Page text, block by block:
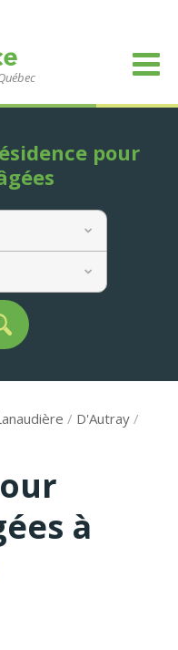
pour
/ D'Autray /
à